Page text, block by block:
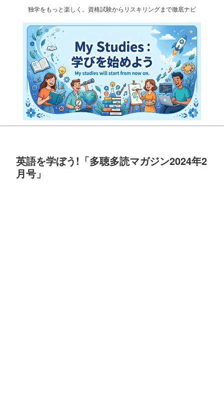
独学をもっと楽しく。資格試験からリスキリングまで徹底ナビ
英語を学ぼう!「多聴多読マガジン2024年2
月号」